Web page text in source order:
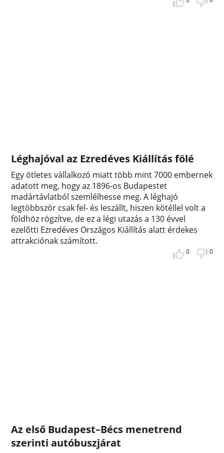
Léghajóval az Ezredéves Kiállítás fölé
Egy ötletes vállalkozó miatt több mint 7000 embernek
adatott meg, hogy az 1896-os Budapestet
madártávlatból szemlélhesse meg. A léghajó
legtöbbször csak fel- és leszállt, hiszen kötéllel volt a
földhöz rögzítve, de ez a légi utazás a 130 évvel
ezelőtti Ezredéves Országos Kiállítás alatt érdekes
attrakciónak számított.
0 0
Az első Budapest–Bécs menetrend
szerinti autóbuszjárat